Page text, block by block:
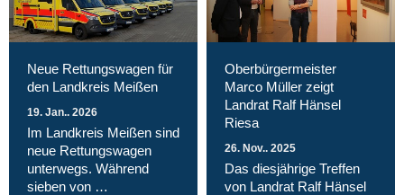
Neue Rettungswagen für
den Landkreis Meißen
19. Jan.. 2026
Im Landkreis Meißen sind
neue Rettungswagen
unterwegs. Während
sieben von …
Oberbürgermeister
Marco Müller zeigt
Landrat Ralf Hänsel
Riesa
26. Nov.. 2025
Das diesjährige Treffen
von Landrat Ralf Hänsel